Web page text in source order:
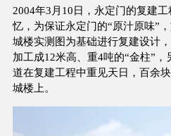
2004年3月10日，永定门的复建
忆，为保证永定门的“原汁原味”
城楼实测图为基础进行复建设计
加工成12米高、重4吨的“金柱”
道在复建工程中重见天日，百余
城楼上。